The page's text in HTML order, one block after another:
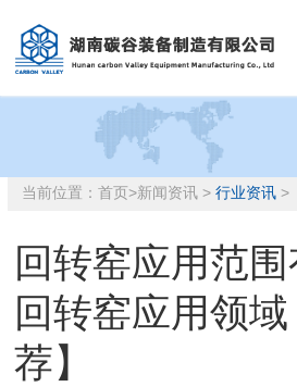
当前位置： 首页>新闻资讯> 行业资讯>
回转窑应用范围
回转窑应用领
荐】